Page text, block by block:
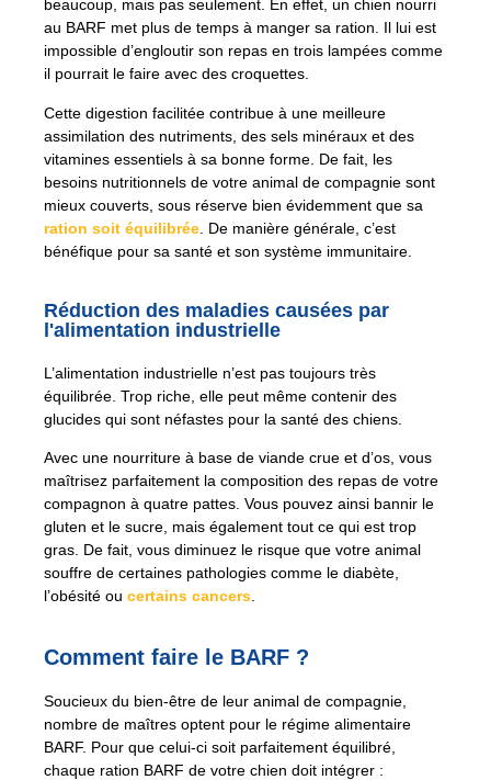
beaucoup, mais pas seulement. En effet, un chien nourri
au BARF met plus de temps à manger sa ration. Il lui est
impossible d’engloutir son repas en trois lampées comme
il pourrait le faire avec des croquettes.
Cette digestion facilitée contribue à une meilleure
assimilation des nutriments, des sels minéraux et des
vitamines essentiels à sa bonne forme. De fait, les
besoins nutritionnels de votre animal de compagnie sont
mieux couverts, sous réserve bien évidemment que sa
ration soit équilibrée . De manière générale, c’est
bénéfique pour sa santé et son système immunitaire.
Réduction des maladies causées par
l'alimentation industrielle
L’alimentation industrielle n’est pas toujours très
équilibrée. Trop riche, elle peut même contenir des
glucides qui sont néfastes pour la santé des chiens.
Avec une nourriture à base de viande crue et d’os, vous
maîtrisez parfaitement la composition des repas de votre
compagnon à quatre pattes. Vous pouvez ainsi bannir le
gluten et le sucre, mais également tout ce qui est trop
gras. De fait, vous diminuez le risque que votre animal
souffre de certaines pathologies comme le diabète,
l’obésité ou certains cancers.
Comment faire le BARF ?
Soucieux du bien-être de leur animal de compagnie,
nombre de maîtres optent pour le régime alimentaire
BARF. Pour que celui-ci soit parfaitement équilibré,
chaque ration BARF de votre chien doit intégrer :